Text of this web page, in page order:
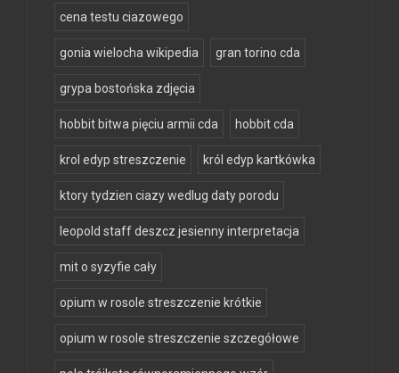
cena testu ciazowego
gonia wielocha wikipedia gran torino cda
grypa bostońska zdjęcia
hobbit bitwa pięciu armii cda hobbit cda
krol edyp streszczenie król edyp kartkówka
ktory tydzien ciazy wedlug daty porodu
leopold staff deszcz jesienny interpretacja
mit o syzyfie cały
opium w rosole streszczenie krótkie
opium w rosole streszczenie szczegółowe